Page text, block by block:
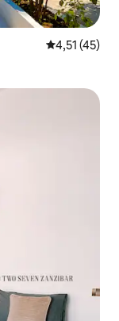
4,51 de uma
4,51 (45)